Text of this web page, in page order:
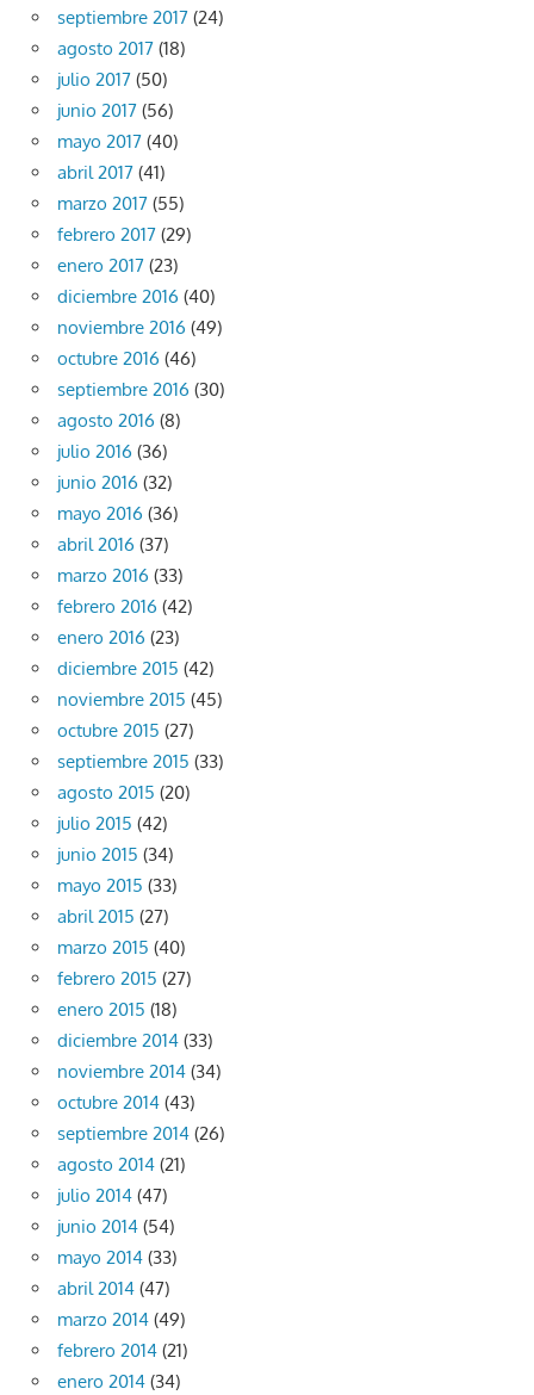
septiembre 2017 (24)
agosto 2017 (18)
julio 2017 (50)
junio 2017 (56)
mayo 2017 (40)
abril 2017 (41)
marzo 2017 (55)
febrero 2017 (29)
enero 2017 (23)
diciembre 2016 (40)
noviembre 2016 (49)
octubre 2016 (46)
septiembre 2016 (30)
agosto 2016 (8)
julio 2016 (36)
junio 2016 (32)
mayo 2016 (36)
abril 2016 (37)
marzo 2016 (33)
febrero 2016 (42)
enero 2016 (23)
diciembre 2015 (42)
noviembre 2015 (45)
octubre 2015 (27)
septiembre 2015 (33)
agosto 2015 (20)
julio 2015 (42)
junio 2015 (34)
mayo 2015 (33)
abril 2015 (27)
marzo 2015 (40)
febrero 2015 (27)
enero 2015 (18)
diciembre 2014 (33)
noviembre 2014 (34)
octubre 2014 (43)
septiembre 2014 (26)
agosto 2014 (21)
julio 2014 (47)
junio 2014 (54)
mayo 2014 (33)
abril 2014 (47)
marzo 2014 (49)
febrero 2014 (21)
enero 2014 (34)